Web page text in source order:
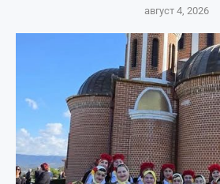
август 4, 2026